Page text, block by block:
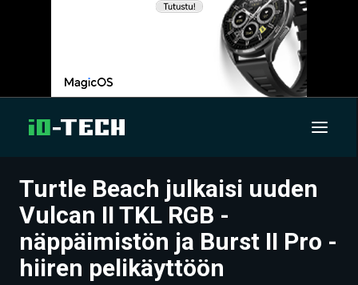
UUTISET
ARTIKKELIT
VIDEOT
Turtle Beach julkaisi uuden
Vulcan II TKL RGB -
näppäimistön ja Burst II Pro -
hiiren pelikäyttöön